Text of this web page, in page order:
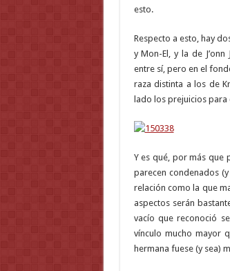
esto.
Respecto a esto, hay
y Mon-El, y la de
entre sí, pero en el
raza distinta a los de
lado los prejuicios
Y es qué, por más que
parecen condenados
relación como la que
aspectos serán
vacío que reconoció
vínculo mucho mayor
hermana fuese (y sea)